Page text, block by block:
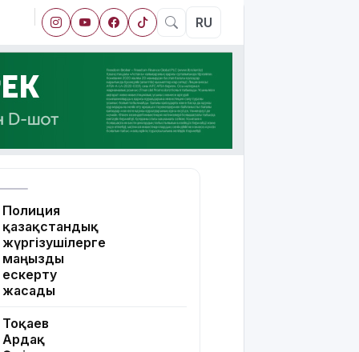
RU
Полиция
қазақстандық
жүргізушілерге
маңызды
ескерту
жасады
Тоқаев
Ардақ